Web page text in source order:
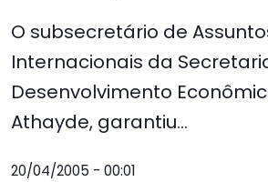
O subsecretário de
Internacionais da
Desenvolvimento
Athayde, garantiu...
20/04/2005 - 00:01